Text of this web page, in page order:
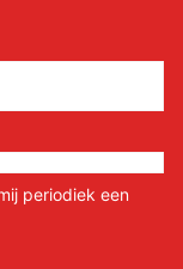
periodiek een